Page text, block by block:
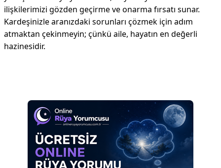
ilişkilerimizi gözden geçirme ve onarma fırsatı sunar.
Kardeşinizle aranızdaki sorunları çözmek için adım
atmaktan çekinmeyin; çünkü aile, hayatın en değerli
hazinesidir.